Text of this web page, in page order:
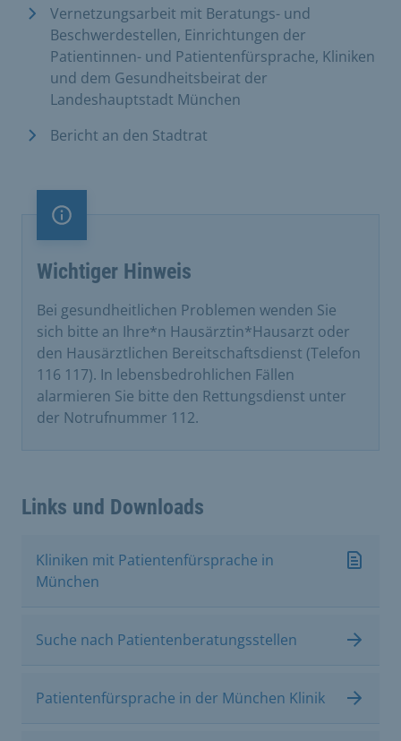
Vernetzungsarbeit mit Beratungs- und
Beschwerdestellen, Einrichtungen der
Patientinnen- und Patientenfürsprache, Kliniken
und dem Gesundheitsbeirat der
Landeshauptstadt München
Bericht an den Stadtrat
Information
Wichtiger Hinweis
Bei gesundheitlichen Problemen wenden Sie
sich bitte an Ihre*n Hausärztin*Hausarzt oder
den Hausärztlichen Bereitschaftsdienst (Telefon
116 117). In lebensbedrohlichen Fällen
alarmieren Sie bitte den Rettungsdienst unter
der Notrufnummer 112.
Links und Downloads
Kliniken mit Patientenfürsprache in
München
Suche nach Patientenberatungsstellen
Patientenfürsprache in der München Klinik